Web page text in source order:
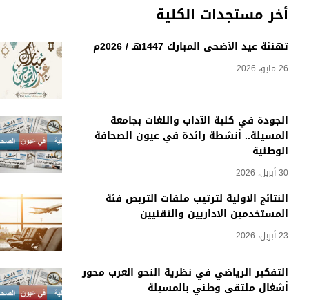
أخر مستجدات الكلية
تهنئة عيد الأضحى المبارك 1447هـ / 2026م
26 مايو، 2026
الجودة في كلية الآداب واللغات بجامعة
المسيلة.. أنشطة رائدة في عيون الصحافة
الوطنية
30 أبريل، 2026
النتائج الاولية لترتيب ملفات التربص فئة
المستخدمين الاداريين والتقنيين
23 أبريل، 2026
التفكير الرياضي في نظرية النحو العرب محور
أشغال ملتقى وطني بالمسيلة